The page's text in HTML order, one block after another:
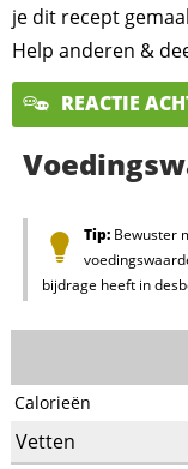
je dit recept
Help anderen &
REACTIE
Tip:Bewuster
bijdrage heeft in
Calorieën
Vetten